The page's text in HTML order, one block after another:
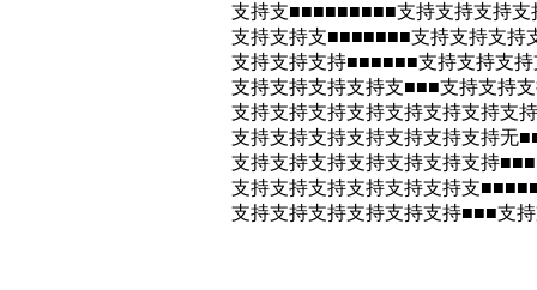
支持支■■■■■■■■■支持支持支持
支持支持支■■■■■■■支持支持支持
支持支持支持■■■■■■支持支持支
支持支持支持支持支■■■支持支持
支持支持支持支持支持支持支持支
支持支持支持支持支持支持支持
支持支持支持支持支持支持支持
支持支持支持支持支持支持支
支持支持支持支持支持支持■■■支